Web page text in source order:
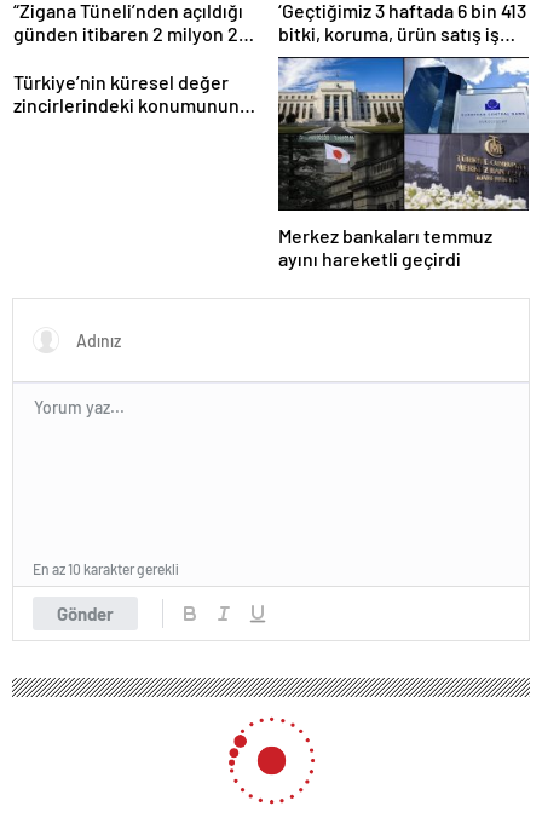
getireceğiz’
“Zigana Tüneli’nden açıldığı
günden itibaren 2 milyon 200
‘Geçtiğimiz 3 haftada 6 bin 413
bitki, koruma, ürün satış iş
yeri denetlendi’
Türkiye’nin küresel değer
zincirlerindeki konumunun
Merkez bankaları temmuz
ayını hareketli geçirdi
Gönder
En az 10 karakter gerekli